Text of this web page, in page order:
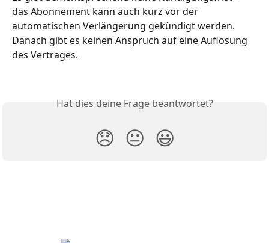
das Abonnement kann auch kurz vor der
automatischen Verlängerung gekündigt werden.
Danach gibt es keinen Anspruch auf eine Auflösung
des Vertrages.
Hat dies deine Frage beantwortet?
😞 😐 😃